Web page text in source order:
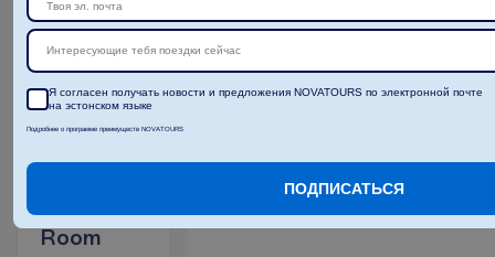
О полете
Забронировать
Front
Room
Интересующие тебя поездки сейчас
Я согласен получать новости и предложения NOVATOURS по электронной почте
на эстонском языке
Подробнее о программе преимуществ NOVATOURS
ПОДПИСАТЬСЯ